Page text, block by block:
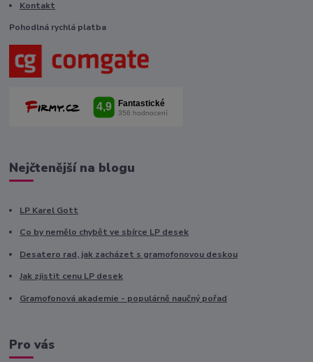
Kontakt
Pohodlná rychlá platba
Nejčtenější na blogu
LP Karel Gott
Co by nemělo chybět ve sbírce LP desek
Desatero rad, jak zacházet s gramofonovou deskou
Jak zjistit cenu LP desek
Gramofonová akademie - populárně naučný pořad
Pro vás